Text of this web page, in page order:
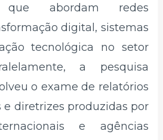
que abordam redes
digital, sistemas
tecnológica no setor
a pesquisa
o exame de relatórios
e diretrizes produzidas por
e agências